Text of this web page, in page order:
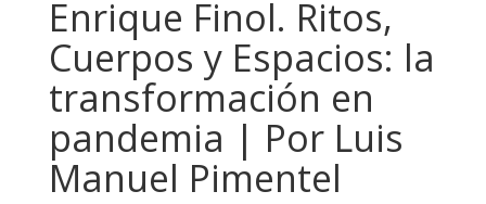
Enrique Finol. Ritos,
Cuerpos y Espacios: la
transformación en
pandemia | Por Luis
Manuel Pimentel